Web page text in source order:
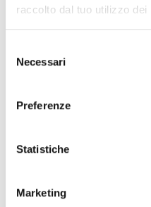
raccolto dal tuo utilizzo dei
delNecessari
Preferenze
Statistiche
Marketing
→Hotel La Meridiana
→Foresteria For Rest
Prenotazioni
una richiesta a